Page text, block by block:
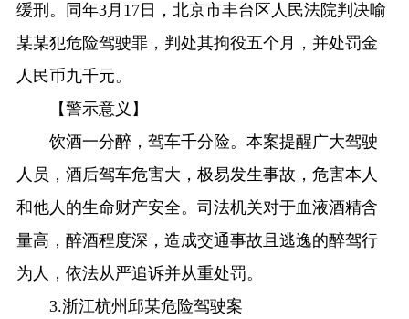
缓刑。同年3月17日，北京市丰台区人民法院判决喻
某某犯危险驾驶罪，判处其拘役五个月，并处罚金
人民币九千元。
【警示意义】
饮酒一分醉，驾车千分险。本案提醒广大驾驶
人员，酒后驾车危害大，极易发生事故，危害本人
和他人的生命财产安全。司法机关对于血液酒精含
量高，醉酒程度深，造成交通事故且逃逸的醉驾行
为人，依法从严追诉并从重处罚。
3.浙江杭州邱某危险驾驶案